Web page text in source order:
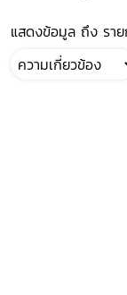
แสดงข้อมูล ถึง รา